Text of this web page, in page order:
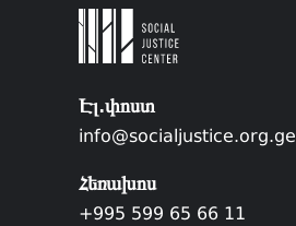
Էլ.փոստ
info@socialjustice.org.ge
Հեռախոս
+995 599 65 66 11